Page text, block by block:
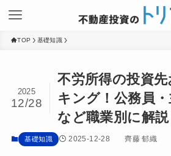
TOP 基礎知識
不労所得の投資
キング！公務員
など職業別に解説
2025
12/28
基礎知識 2025-12-28 齊藤 郁織